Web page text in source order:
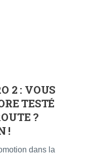
2 : VOUS
TESTÉ
?
!
dans la